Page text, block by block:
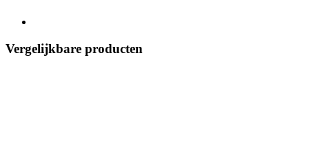
Vergelijkbare producten